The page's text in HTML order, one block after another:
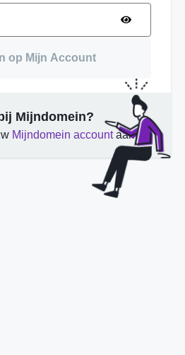
op Mijn Account
Mijndomein?
Mijndomein account aan.